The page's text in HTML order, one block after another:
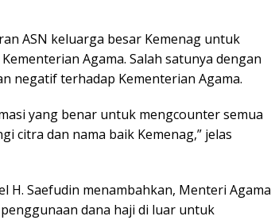
ASN keluarga besar Kemenag untuk
Agama. Salah satunya dengan
negatif terhadap Kementerian Agama.
yang benar untuk mengcounter semua
citra dan nama baik Kemenag,” jelas
H. Saefudin menambahkan, Menteri Agama
dana haji di luar untuk